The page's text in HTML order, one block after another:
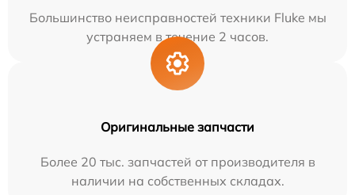
Большинство неисправностей техники Fluke мы
устраняем в течение 2 часов.
Оригинальные запчасти
Более 20 тыс. запчастей от производителя в
наличии на собственных складах.